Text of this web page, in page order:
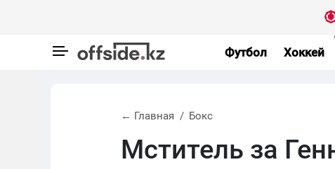
Футбол Хоккей
← Главная Бокс
Мститель за